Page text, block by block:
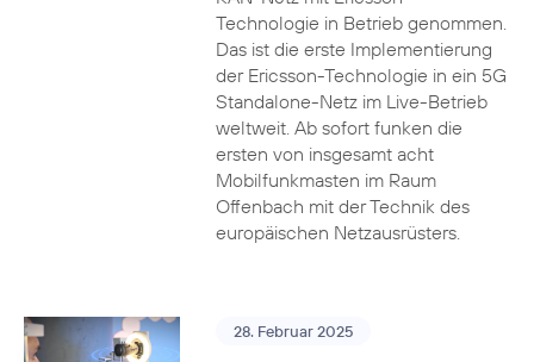
Technologie in Betrieb genommen.
Das ist die erste Implementierung
der Ericsson-Technologie in ein 5G
Standalone-Netz im Live-Betrieb
weltweit. Ab sofort funken die
ersten von insgesamt acht
Mobilfunkmasten im Raum
Offenbach mit der Technik des
europäischen Netzausrüsters.
28. Februar 2025